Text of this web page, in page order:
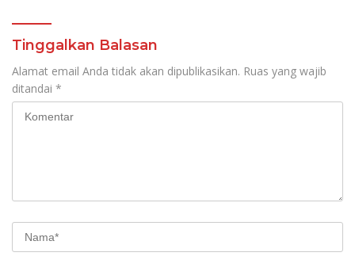
Tinggalkan Balasan
Alamat email Anda tidak akan dipublikasikan. Ruas yang wajib
ditandai *